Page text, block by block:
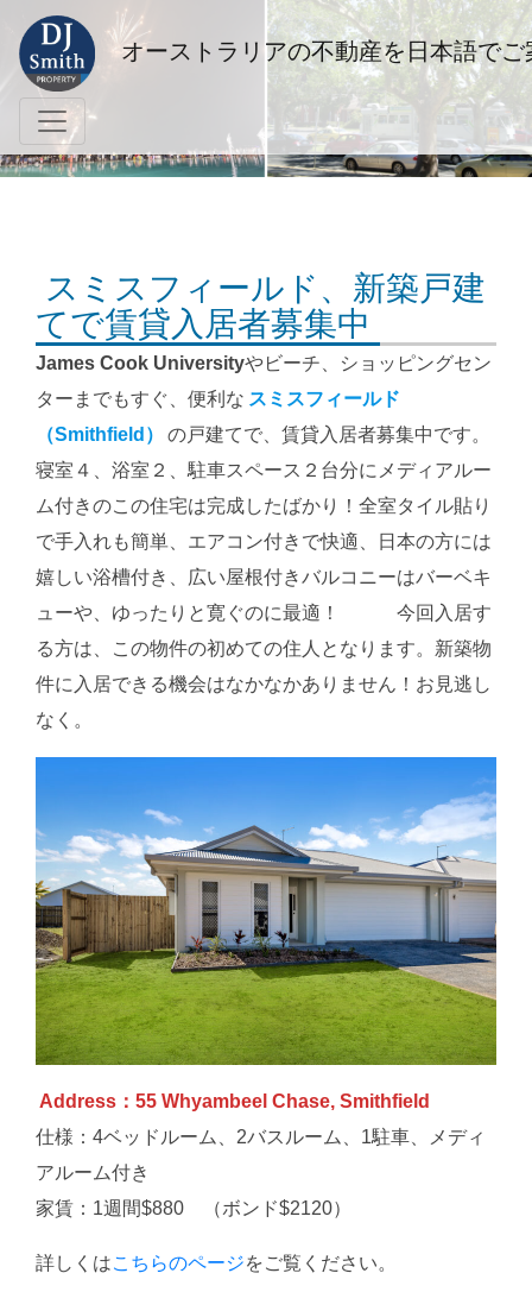
オーストラリアの不動産を日本語でご
スミスフィールド、新築戸建
てで賃貸入居者募集中
James Cook Universityやビーチ、ショッピングセン
ターまでもすぐ、便利な スミスフィールド
（Smithfield）
の戸建てで、賃貸入居者募集中です。
寝室４、浴室２、駐車スペース２台分にメディアルー
ム付きのこの住宅は完成したばかり！全室タイル貼り
で手入れも簡単、エアコン付きで快適、日本の方には
嬉しい浴槽付き、広い屋根付きバルコニーはバーベキ
ューや、ゆったりと寛ぐのに最適！ 今回入居す
る方は、この物件の初めての住人となります。新築物
件に入居できる機会はなかなかありません！お見逃し
なく。
Address：55 Whyambeel Chase, Smithfield
仕様：4ベッドルーム、2バスルーム、1駐車、メディ
アルーム付き
家賃：1週間$880 （ボンド$2120）
詳しくはこちらのページをご覧ください。